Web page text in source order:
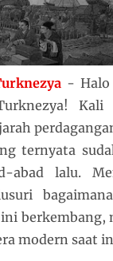
- Halo
ternyata
abad lalu.
berkembang,
modern saat